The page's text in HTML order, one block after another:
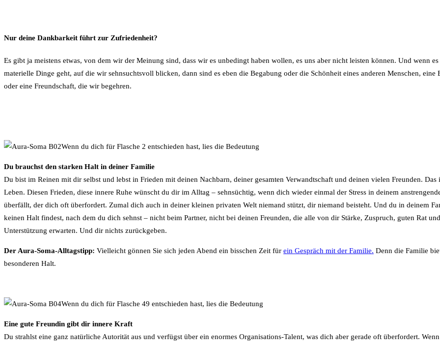
Nur deine Dankbarkeit führt zur Zufriedenheit?
Es gibt ja meistens etwas, von dem wir der Meinung sind, dass wir es unbedingt haben wollen, es uns aber nicht leisten können. Und wenn
materielle Dinge geht, auf die wir sehnsuchtsvoll blicken, dann sind es eben die Begabung oder die Schönheit eines anderen Menschen, eine
oder eine Freundschaft, die wir begehren.
Wenn du dich für Flasche 2 entschieden hast, lies die Bedeutung
Du brauchst den starken Halt in deiner Familie
Du bist im Reinen mit dir selbst und lebst in Frieden mit deinen Nachbarn, deiner gesamten Verwandtschaft und deinen vielen Freunden. Das
Leben. Diesen Frieden, diese innere Ruhe wünscht du dir im Alltag – sehnsüchtig, wenn dich wieder einmal der Stress in deinem
überfällt, der dich oft überfordert. Zumal dich auch in deiner kleinen privaten Welt niemand stützt, dir niemand beisteht. Und du in deinem
keinen Halt findest, nach dem du dich sehnst – nicht beim Partner, nicht bei deinen Freunden, die alle von dir Stärke, Zuspruch, guten Rat und
Unterstützung erwarten. Und dir nichts zurückgeben.
Der Aura-Soma-Alltagstipp: Vielleicht gönnen Sie sich jeden Abend ein bisschen Zeit für ein Gespräch mit der Familie. Denn die Familie
besonderen Halt.
Wenn du dich für Flasche 49 entschieden hast, lies die Bedeutung
Eine gute Freundin gibt dir innere Kraft
Du strahlst eine ganz natürliche Autorität aus und verfügst über ein enormes Organisations-Talent, was dich aber gerade oft überfordert.